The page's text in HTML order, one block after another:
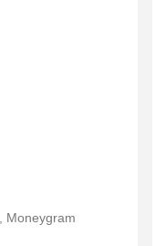
Moneygram